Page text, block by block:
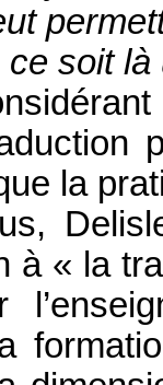
ce soit
la
à « la